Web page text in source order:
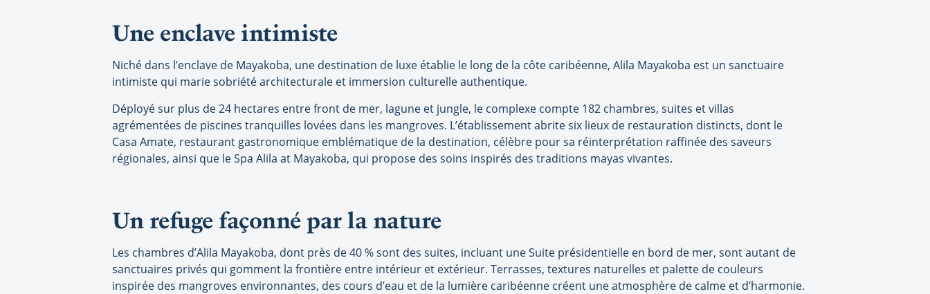
Une enclave intimiste
Niché dans l’enclave de Mayakoba, une destination de luxe établie le long de la côte caribéenne, Alila Mayakoba est un sanctuaire
intimiste qui marie sobriété architecturale et immersion culturelle authentique.
Déployé sur plus de 24 hectares entre front de mer, lagune et jungle, le complexe compte 182 chambres, suites et villas
agrémentées de piscines tranquilles lovées dans les mangroves. L’établissement abrite six lieux de restauration distincts, dont le
Casa Amate, restaurant gastronomique emblématique de la destination, célèbre pour sa réinterprétation raffinée des saveurs
régionales, ainsi que le Spa Alila at Mayakoba, qui propose des soins inspirés des traditions mayas vivantes.
Un refuge façonné par la nature
Les chambres d’Alila Mayakoba, dont près de 40 % sont des suites, incluant une Suite présidentielle en bord de mer, sont autant de
sanctuaires privés qui gomment la frontière entre intérieur et extérieur. Terrasses, textures naturelles et palette de couleurs
inspirée des mangroves environnantes, des cours d’eau et de la lumière caribéenne créent une atmosphère de calme et d’harmonie.